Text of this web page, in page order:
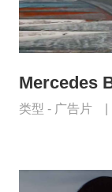
Mercedes
类型 - 广告片